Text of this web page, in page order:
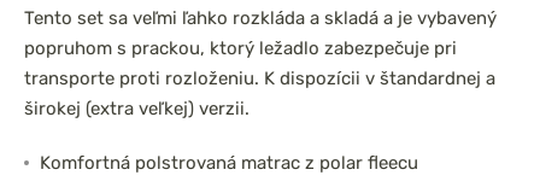
Tento set sa veľmi ľahko rozkláda a skladá a je vybavený
popruhom s prackou, ktorý ležadlo zabezpečuje pri
transporte proti rozloženiu. K dispozícii v štandardnej a
širokej (extra veľkej) verzii.
Komfortná polstrovaná matrac z polar fleecu